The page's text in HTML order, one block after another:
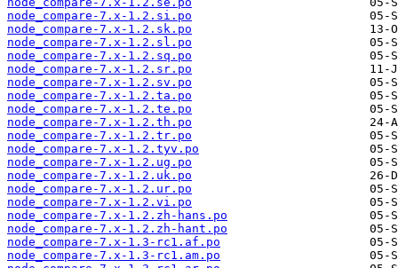
node_compare-7.x-1.2.si.po
node_compare-7.x-1.2.sk.po
node_compare-7.x-1.2.sl.po
node_compare-7.x-1.2.sq.po
node_compare-7.x-1.2.sr.po
node_compare-7.x-1.2.sv.po
node_compare-7.x-1.2.ta.po
node_compare-7.x-1.2.te.po
node_compare-7.x-1.2.th.po
node_compare-7.x-1.2.tr.po
node_compare-7.x-1.2.tyv.po
node_compare-7.x-1.2.ug.po
node_compare-7.x-1.2.uk.po
node_compare-7.x-1.2.ur.po
node_compare-7.x-1.2.vi.po
node_compare-7.x-1.2.zh-hans.po
node_compare-7.x-1.2.zh-hant.po
node_compare-7.x-1.3-rc1.af.po
node_compare-7.x-1.3-rc1.am.po